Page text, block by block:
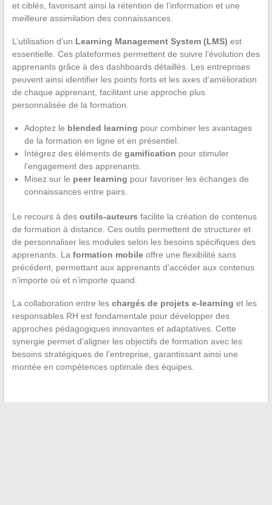
et ciblés, favorisant ainsi la rétention de l’information et une
meilleure assimilation des connaissances.
L’utilisation d’un Learning Management System (LMS) est
essentielle. Ces plateformes permettent de suivre l’évolution des
apprenants grâce à des dashboards détaillés. Les entreprises
peuvent ainsi identifier les points forts et les axes d’amélioration
de chaque apprenant, facilitant une approche plus
personnalisée de la formation.
Adoptez le blended learning pour combiner les avantages
de la formation en ligne et en présentiel.
Intégrez des éléments de gamification pour stimuler
l’engagement des apprenants.
Misez sur le peer learning pour favoriser les échanges de
connaissances entre pairs.
Le recours à des outils-auteurs facilite la création de contenus
de formation à distance. Ces outils permettent de structurer et
de personnaliser les modules selon les besoins spécifiques des
apprenants. La formation mobileoffre une flexibilité sans
précédent, permettant aux apprenants d’accéder aux contenus
n’importe où et n’importe quand.
La collaboration entre les chargés de projets e-learning et les
responsables RH est fondamentale pour développer des
approches pédagogiques innovantes et adaptatives. Cette
synergie permet d’aligner les objectifs de formation avec les
besoins stratégiques de l’entreprise, garantissant ainsi une
montée en compétences optimale des équipes.